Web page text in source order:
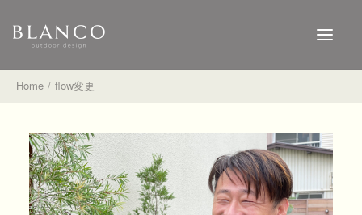
HOME
WORKS
SHOP
Home flow変更